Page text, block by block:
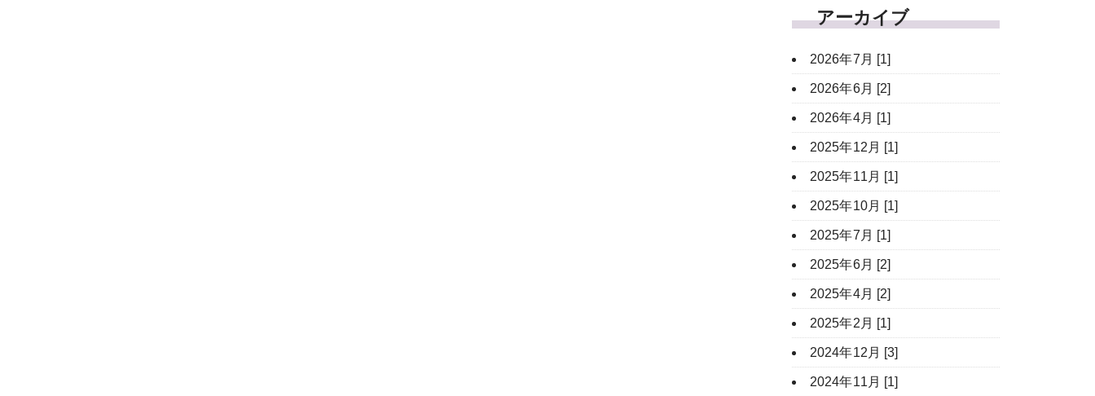
アーカイブ
2026年7月 [1]
2026年6月 [2]
2026年4月 [1]
2025年12月 [1]
2025年11月 [1]
2025年10月 [1]
2025年7月 [1]
2025年6月 [2]
2025年4月 [2]
2025年2月 [1]
2024年12月 [3]
2024年11月 [1]